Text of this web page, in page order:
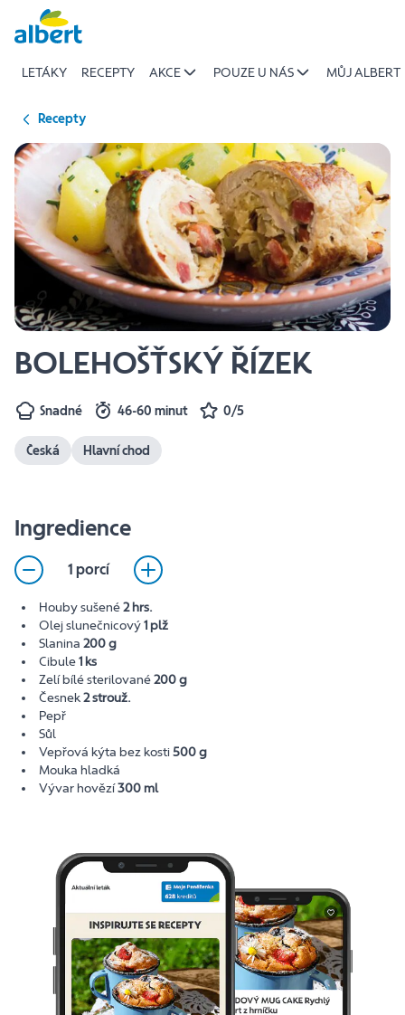
Přeskočit
LETÁKY RECEPTY AKCE POUZE U NÁS MŮJ ALBERT
Recepty
BOLEHOŠŤSKÝ ŘÍZEK
Snadné 46-60 minut 0/5
Česká Hlavní chod
Ingredience
1 porcí
Houby sušené2 hrs.
Olej slunečnicový1 plž
Slanina 200 g
Cibule1 ks
Zelí bílé sterilované200 g
Česnek2 strouž.
Pepř
Sůl
Vepřová kýta bez kosti 500 g
Mouka hladká
Vývar hovězí300 ml